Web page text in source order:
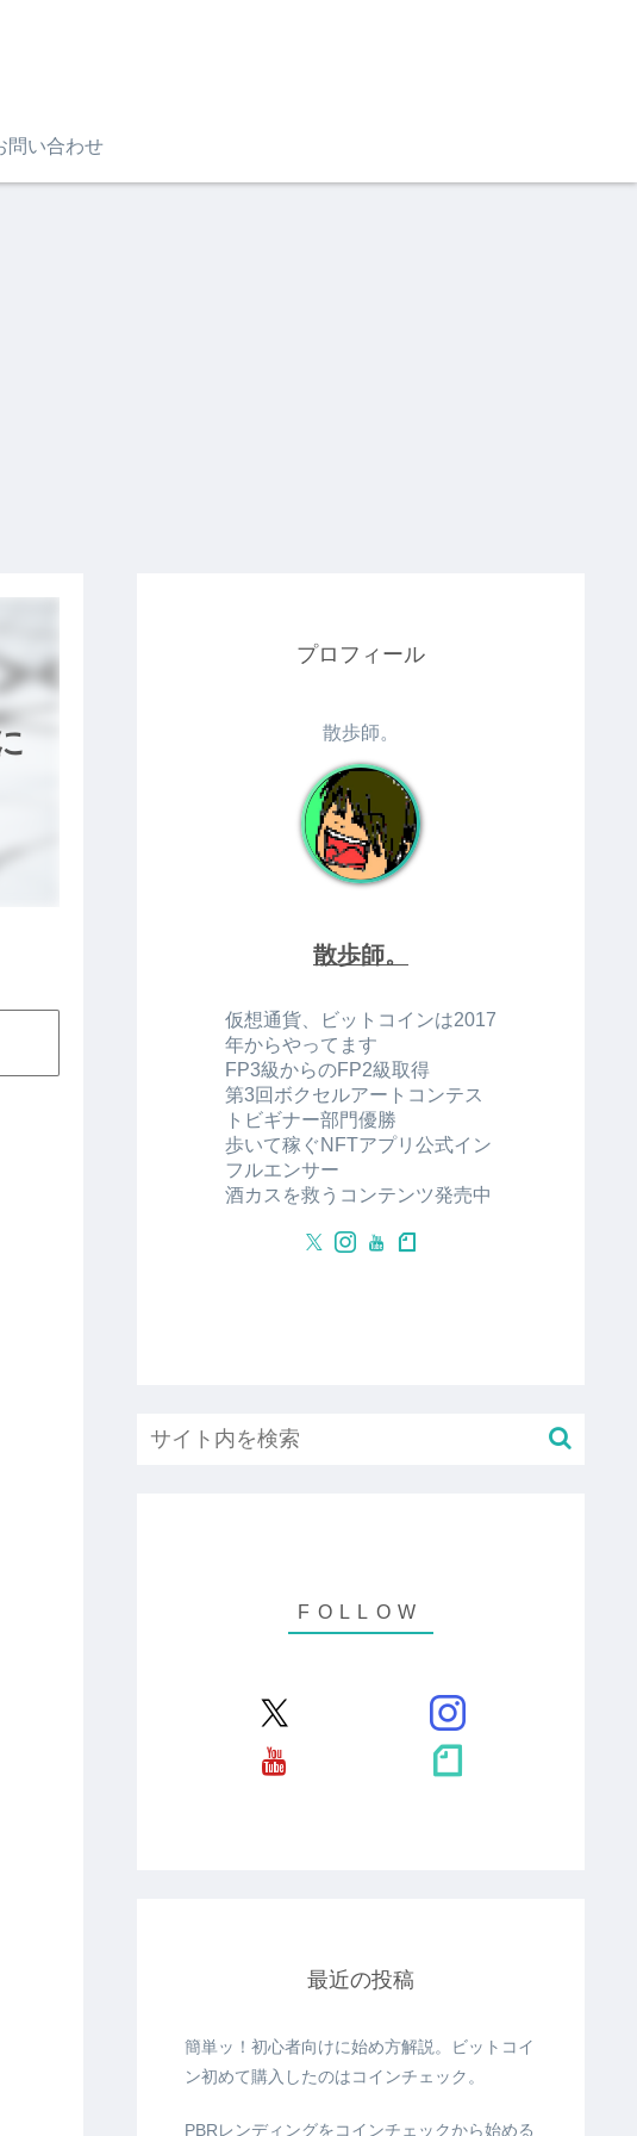
問い合わせ
プロフィール
散歩師。
散歩師。
仮想通貨、ビットコインは2017
年からやってます
FP3級からのFP2級取得
第3回ボクセルアートコンテス
トビギナー部門優勝
歩いて稼ぐNFTアプリ公式イン
フルエンサー
酒カスを救うコンテンツ発売中
最近の投稿
簡単ッ！初心者向けに始め方解説。ビットコイ
ン初めて購入したのはコインチェック。
PBRレンディングをコインチェックから始める